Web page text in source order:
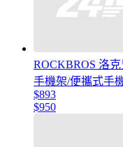
ROCKBROS 洛
手機架/便攜式手
$893
$950